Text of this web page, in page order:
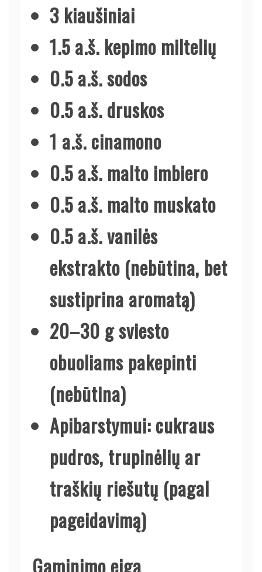
3 kiaušiniai
1.5 a.š. kepimo miltelių
0.5 a.š. sodos
0.5 a.š. druskos
1 a.š. cinamono
0.5 a.š. malto imbiero
0.5 a.š. malto muskato
0.5 a.š. vanilės
ekstrakto (nebūtina, bet
sustiprina aromatą)
20–30 g sviesto
obuoliams pakepinti
(nebūtina)
Apibarstymui: cukraus
pudros, trupinėlių ar
traškių riešutų (pagal
pageidavimą)
Gaminimo eiga